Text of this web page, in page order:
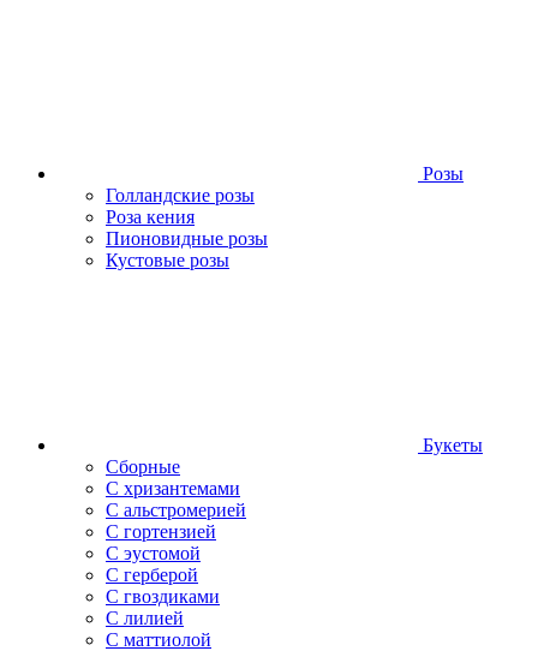
Розы
Голландские розы
Роза кения
Пионовидные розы
Кустовые розы
Букеты
Сборные
С хризантемами
С альстромерией
С гортензией
С эустомой
С герберой
С гвоздиками
С лилией
С маттиолой